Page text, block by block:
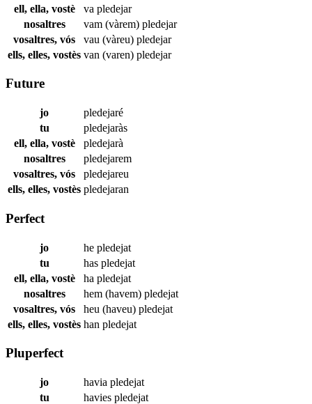
ell, ella, vostè
va pledejar
nosaltres
vam (vàrem) pledejar
vosaltres, vós
vau (vàreu) pledejar
ells, elles, vostès van (varen) pledejar
Future
jo
pledejaré
tu
pledejaràs
ell, ella, vostè
pledejarà
nosaltres
pledejarem
vosaltres, vós
pledejareu
ells, elles, vostès pledejaran
Perfect
jo he pledejat
tu
has pledejat
ell, ella, vostè
ha pledejat
nosaltres
hem (havem) pledejat
vosaltres, vós
heu (haveu) pledejat
ells, elles, vostès han pledejat
Pluperfect
jo havia pledejat
tu
havies pledejat